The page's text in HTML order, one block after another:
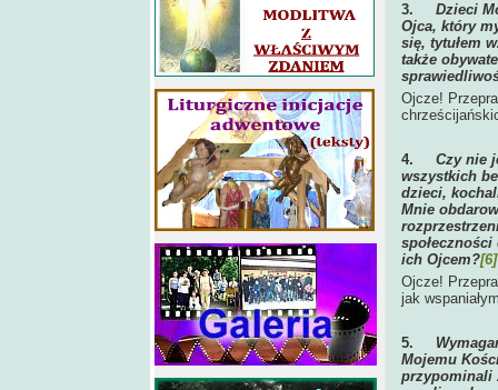
3. Dzieci
Ojca, który
się, tytułem
także
Ojcze!
4. Czy nie
wszystkich
dzieci,
Mnie
ich Ojcem?[6]
Ojcze!
jak
5.
Mojemu
przypominali